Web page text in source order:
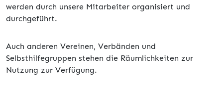
werden durch unsere Mitarbeiter organisiert und
durchgeführt.
Auch anderen Vereinen, Verbänden und
Selbsthilfegruppen stehen die Räumlichkeiten zur
Nutzung zur Verfügung.